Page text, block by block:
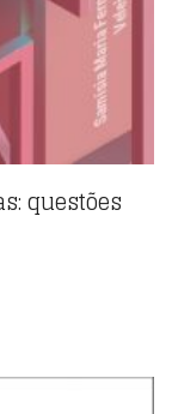
questões